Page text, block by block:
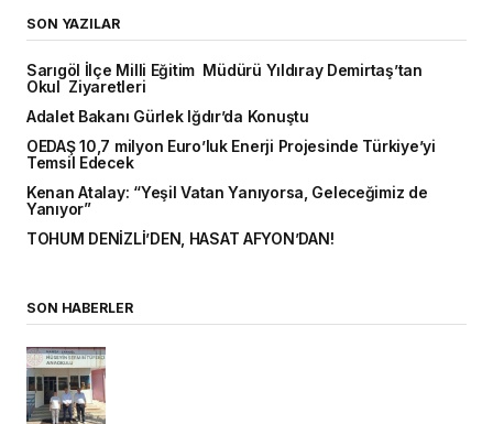
SON YAZILAR
Sarıgöl İlçe Milli Eğitim Müdürü Yıldıray Demirtaş’tan
Okul Ziyaretleri
Adalet Bakanı Gürlek Iğdır’da Konuştu
OEDAŞ 10,7 milyon Euro’luk Enerji Projesinde Türkiye’yi
Temsil Edecek
Kenan Atalay: “Yeşil Vatan Yanıyorsa, Geleceğimiz de
Yanıyor”
TOHUM DENİZLİ’DEN, HASAT AFYON’DAN!
SON HABERLER